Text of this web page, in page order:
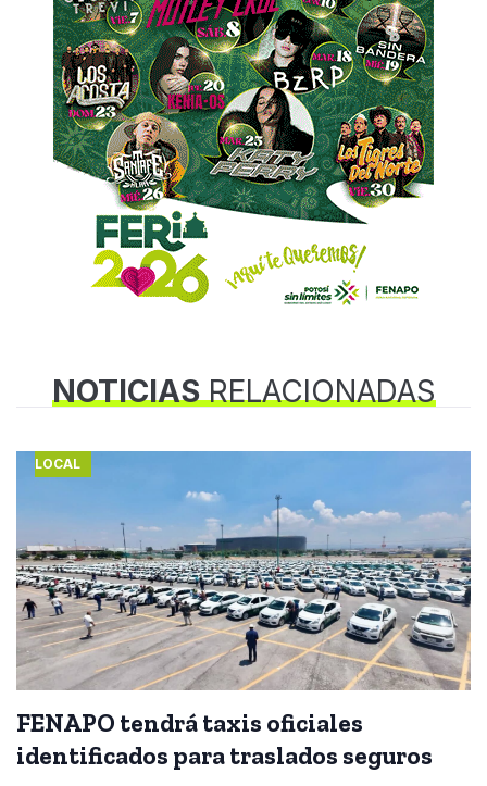
NOTICIASRELACIONADAS
LOCAL
FENAPO tendrá taxis oficiales
identificados para traslados seguros